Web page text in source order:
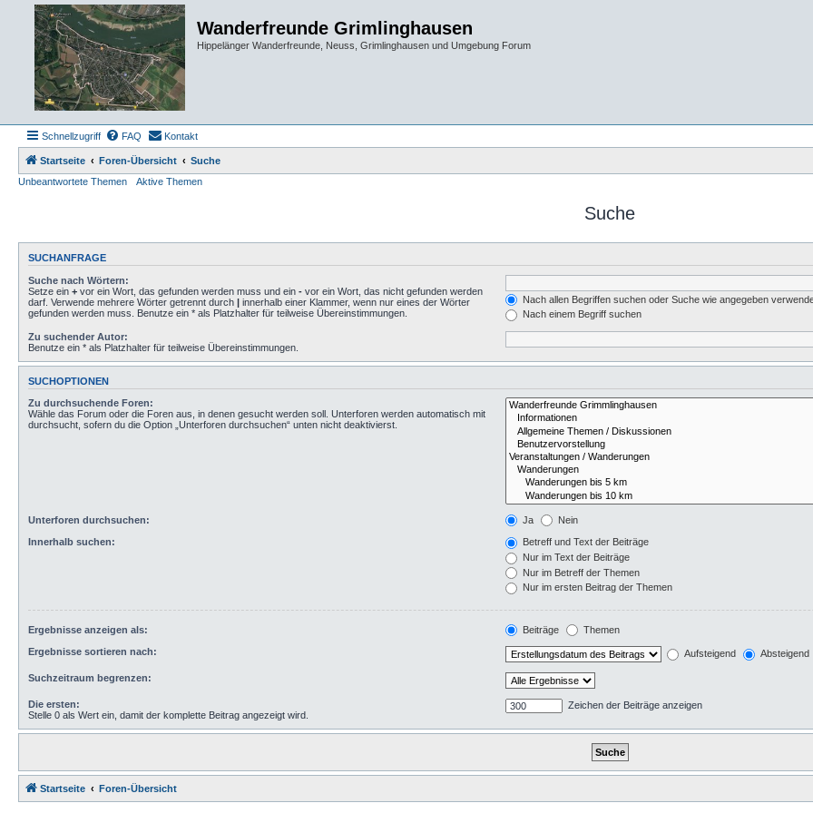
Wanderfreunde Grimlinghausen
Hippelänger Wanderfreunde, Neuss, Grimlinghausen und Umgebung Forum
Schnellzugriff FAQ Kontakt
Startseite Foren-Übersicht
Suche
Unbeantwortete Themen
Aktive Themen
Suche
SUCHANFRAGE
Suche nach Wörtern:
Setze ein + vor ein Wort, das gefunden werden muss und ein - vor ein Wort, das nicht gefunden werden
darf. Verwende mehrere Wörter getrennt durch | innerhalb einer Klammer, wenn nur eines der Wörter
gefunden werden muss. Benutze ein * als Platzhalter für teilweise Übereinstimmungen.
Nach allen Begriffen suchen oder Suche wie angegeben
Nach einem Begriff suchen
Zu suchender Autor:
Benutze ein * als Platzhalter für teilweise Übereinstimmungen.
SUCHOPTIONEN
Zu durchsuchende Foren:
Wähle das Forum oder die Foren aus, in denen gesucht werden soll. Unterforen werden automatisch mit
durchsucht, sofern du die Option „Unterforen durchsuchen“ unten nicht deaktivierst.
Unterforen durchsuchen: Ja Nein
Innerhalb suchen:
Betreff und Text der Beiträge
Nur im Text der Beiträge
Nur im Betreff der Themen
Nur im ersten Beitrag der Themen
Ergebnisse anzeigen als: Beiträge Themen
Ergebnisse sortieren nach: Aufsteigend Absteigend
Suchzeitraum begrenzen:
Die ersten:
Stelle 0 als Wert ein, damit der komplette Beitrag angezeigt wird.
Zeichen der Beiträge anzeigen
Startseite Foren-Übersicht